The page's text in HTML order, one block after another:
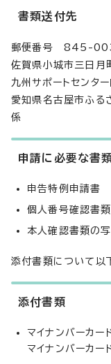
書類送付先
郵便番号 845-
佐賀県小城市三日
九州サポートセン
愛知県名古屋市ふる
係
申請に必要な書
申告特例申請書
個人番号確認書類
本人確認書類の写
添付書類について以
添付書類
マイナンバーカー
マイナンバーカー